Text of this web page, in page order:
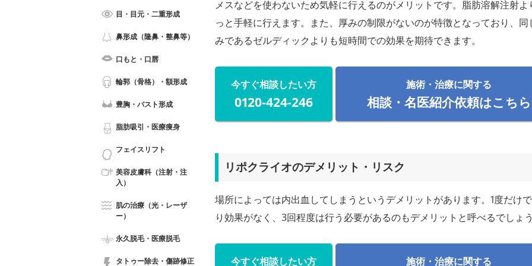
メスなどを使わないため気軽に行えるのがメリットです。脂肪溶解注射よ
っと手軽に行えます。また、厚みの制限がないのが特徴となっており、同
みであるゼルディックよりも短時間での効果を期待できます。
今すぐ相談したい方
0120-424-246
施術・治療に関する
相談・名医紹介依頼はこちら
リポクライオのデメリット・リスク
場所によっては内出血してしまうというデメリットがあります。1度だけ
り効果がなく、3回程度は行う必要があるのもデメリットと呼べるでしょう
今すぐ相談したい方 施術・治療に関する
目・目元・二重形成
鼻形成（隆鼻・整鼻等）
口もと・口唇
輪郭（骨格）・額形成
豊胸・バスト形成
脂肪吸引・医療痩身
フェイスリフト
美容皮膚科（注射・注
入）
肌の治療（光・レーザ
ー）
永久脱毛・医療脱毛
タトゥー除去・傷跡修正